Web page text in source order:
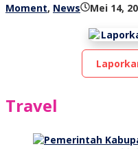
Moment, News Mei 14,
Travel